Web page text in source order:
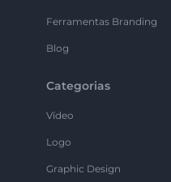
Ferramentas Branding
Blog
Categorias
Vídeo
Logo
Graphic Design